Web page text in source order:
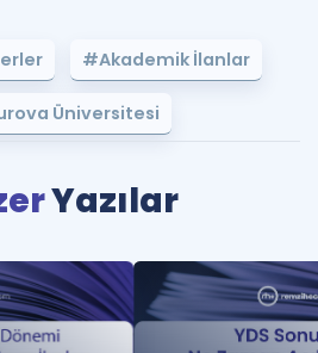
#Akademik İlanlar
Üniversitesi
Yazılar